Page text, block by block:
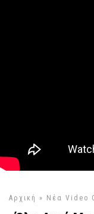
Αρχική » Νέα Video